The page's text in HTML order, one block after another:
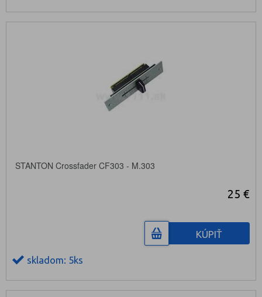
STANTON Crossfader CF303 - M.303
25 €
KÚPIŤ
skladom: 5ks